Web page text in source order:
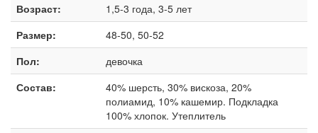
Возраст:
1,5-3 года, 3-5 лет
Размер:
48-50, 50-52
Пол:
девочка
Состав:
40% шерсть, 30% вискоза, 20%
полиамид, 10% кашемир. Подкладка
100% хлопок. Утеплитель